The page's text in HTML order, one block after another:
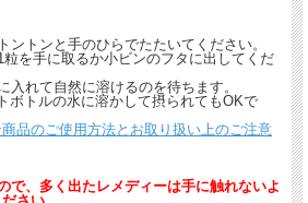
ントンと手のひらでたたいてください。
を手に取るか小ビンのフタに出してくだ
入れて自然に溶けるのを待ちます。
ボトルの水に溶かして摂られてもOKで
品のご使用方法とお取り扱い上のご注意
で、多く出たレメディーは手に触れないよ